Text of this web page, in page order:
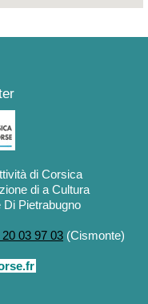
di Corsica
di a Cultura
Pietrabugno
20 03 97 03 (Cismonte)